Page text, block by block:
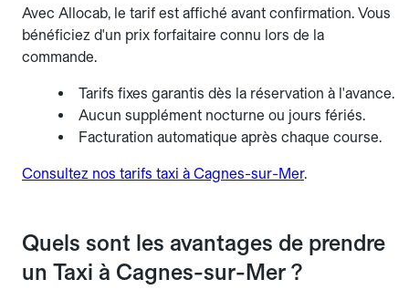
Avec Allocab, le tarif est affiché avant confirmation. Vous
bénéficiez d'un prix forfaitaire connu lors de la
commande.
Tarifs fixes garantis dès la réservation à l'avance.
Aucun supplément nocturne ou jours fériés.
Facturation automatique après chaque course.
Consultez nos tarifs taxi à Cagnes-sur-Mer.
Quels sont les avantages de prendre
un Taxi à Cagnes-sur-Mer ?